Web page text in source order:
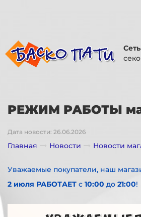
РЕЖИМ РАБОТЫ
Дата новости: 26.06.2026
Главная Новости Новости
Уважаемые покупатели, наш
2 июля РАБОТАЕТ с 10:00 до 21:00!